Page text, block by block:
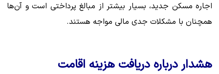
اجاره مسکن جدید، بسیار بیشتر از مبالغ پرداختی است و آن‌ها
همچنان با مشکلات جدی مالی مواجه هستند.
هشدار درباره دریافت هزینه اقامت